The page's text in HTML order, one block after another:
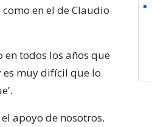
como en el de Claudio
en todos los años que
es muy difícil que lo
apoyo de nosotros.